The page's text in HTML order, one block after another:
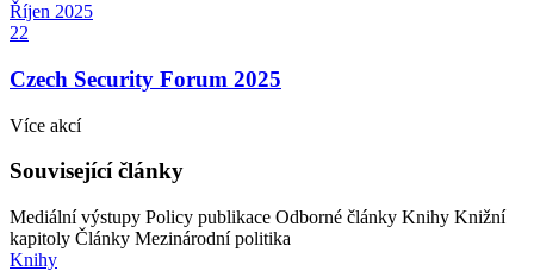
Říjen 2025
22
Czech Security Forum 2025
Více akcí
Související články
Mediální výstupy Policy publikace Odborné články Knihy Knižní
kapitoly Články Mezinárodní politika
Knihy